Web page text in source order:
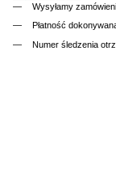
Wysyłamy
Płatność
Numer śledzenia